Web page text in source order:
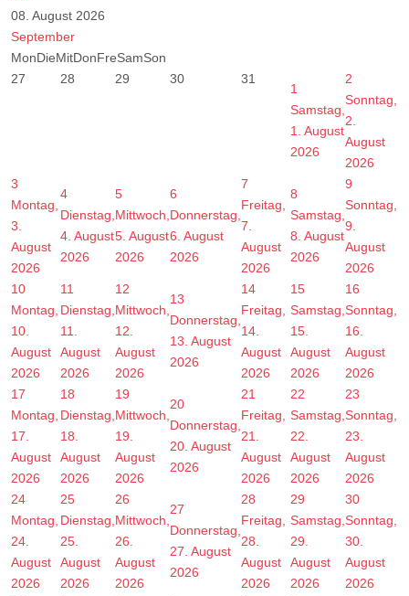
08. August 2026
September
MonDieMitDonFreSamSon
27
28 29 30 31
1
Samstag,
1. August
2026
2
Sonntag,
2.
August
2026
3
Montag,
3.
August
2026
4
Dienstag,
4. August
2026
5
Mittwoch,
5. August
2026
6
Donnerstag,
6. August
2026
7
Freitag,
7.
August
2026
8
Samstag,
8. August
2026
9
Sonntag,
9.
August
2026
10
Montag,
10.
August
2026
11
Dienstag,
11.
August
2026
12
Mittwoch,
12.
August
2026
13
Donnerstag,
13. August
2026
14
Freitag,
14.
August
2026
15
Samstag,
15.
August
2026
16
Sonntag,
16.
August
2026
17
Montag,
17.
August
2026
18
Dienstag,
18.
August
2026
19
Mittwoch,
19.
August
2026
20
Donnerstag,
20. August
2026
21
Freitag,
21.
August
2026
22
Samstag,
22.
August
2026
23
Sonntag,
23.
August
2026
24
Montag,
24.
August
2026
25
Dienstag,
25.
August
2026
26
Mittwoch,
26.
August
2026
27
Donnerstag,
27. August
2026
28
Freitag,
28.
August
2026
29
Samstag,
29.
August
2026
30
Sonntag,
30.
August
2026